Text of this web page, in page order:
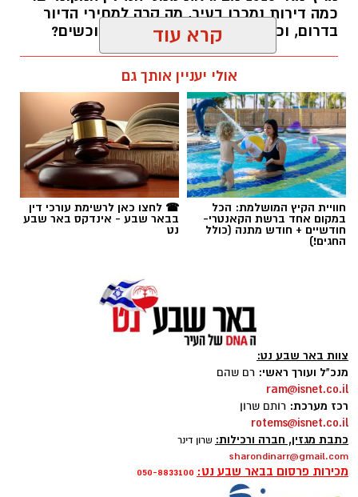
כמה דירות נמכרו בעיר, מה קרה למחירי הדיור
בדרום, וכמה דירות ממתינות עדיין לרוכשים?
תגים:באר שבע, דירות
שכונה ה'. צילום: כרמל קיסרי
שוק הנדל"ן הישראלי ממשיך להציג סימני האטה
והתקררות כללית, כאשר ברמה הארצית נרשמה
קרא עוד
אולי יעניין אותך גם
חוויית הקיץ המושלמת: הכל
במקום אחד ברשת הקאנטרי-
חודשיים + חודש מתנה (כולל
החגים!)
☎ לחצו כאן לרשימת עורכי דין
בבאר שבע - אינדקס באר שבע
נט
צוות באר שבע נט:
מנכ"ל ועורך ראשי: רם שהם
ram@isnet.co.il
רכז מערכת: רותם שרון
rotems@isnet.co.il
כתבת מגזין, חברה ורכילות: שרון דינר
sharondinarr@gmail.com
מכירות פרסום בבאר שבע נט: 050-8833100